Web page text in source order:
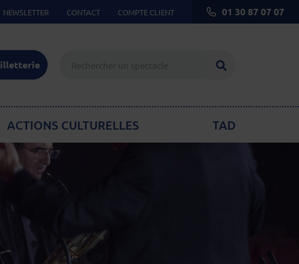
NEWSLETTER CONTACT COMPTE CLIENT 01 30 87 07 07
ACTIONS CULTURELLES TAD